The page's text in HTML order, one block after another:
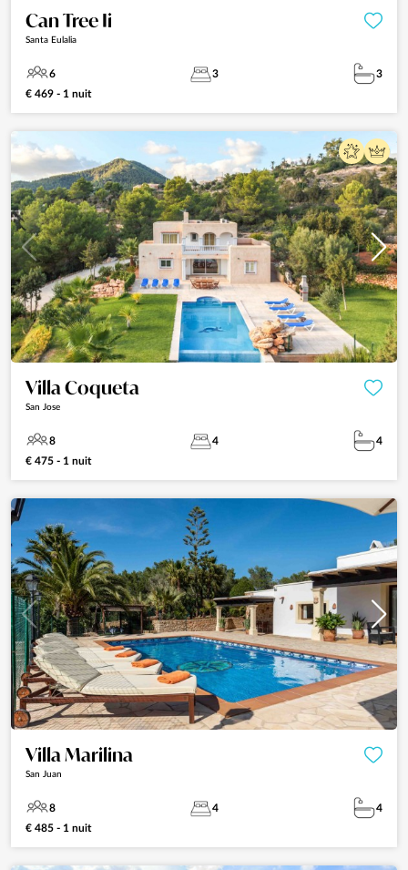
Can Tree Ii
Santa Eulalia
6 3
3
€ 469 - 1 nuit
Villa Coqueta
San Jose
8 4
4
€ 475 - 1 nuit
Villa Marilina
San Juan
8 4
4
€ 485 - 1 nuit